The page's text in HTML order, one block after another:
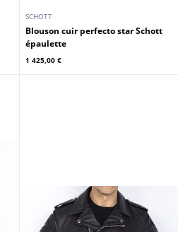
SCHOTT
Blouson cuir perfecto star Schott
épaulette
1 425,00 €